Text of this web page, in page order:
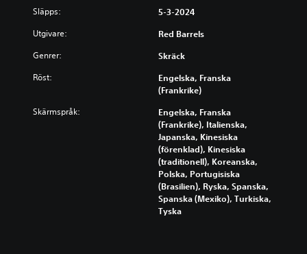
Släpps: 5-3-2024
Utgivare: Red Barrels
Genrer: Skräck
Röst:
Engelska, Franska
(Frankrike)
Skärmspråk:
Engelska, Franska
(Frankrike), Italienska,
Japanska, Kinesiska
(förenklad), Kinesiska
(traditionell), Koreanska,
Polska, Portugisiska
(Brasilien), Ryska, Spanska,
Spanska (Mexiko), Turkiska,
Tyska